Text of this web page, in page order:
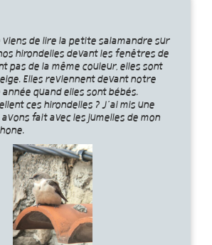
viens de lire la petite salamandre sur
hirondelles devant les fenêtres de
pas de la même couleur, elles sont
Elles reviennent devant notre
quand elles sont bébés.
ces hirondelles ? J’ai mis une
fait avec les jumelles de mon